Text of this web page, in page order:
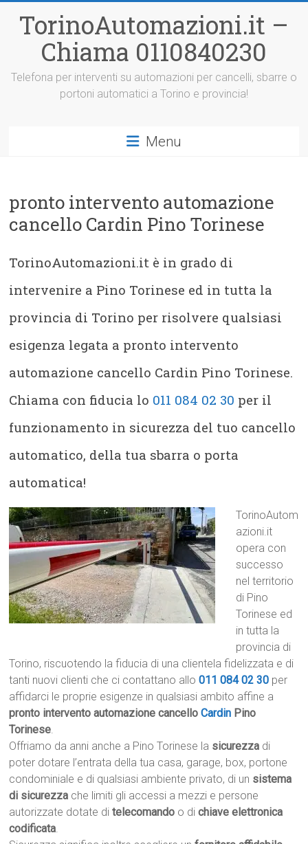
contenuto
TorinoAutomazioni.it –
Chiama 0110840230
Telefona per interventi su automazioni per cancelli, sbarre o
portoni automatici a Torino e provincia!
Menu
pronto intervento automazione
cancello Cardin Pino Torinese
TorinoAutomazioni.it è in grado di
intervenire a Pino Torinese ed in tutta la
provincia di Torino per risolvere qualsiasi
esigenza legata a pronto intervento
automazione cancello Cardin Pino Torinese.
Chiama con fiducia lo 011 084 02 30 per il
funzionamento in sicurezza del tuo cancello
automatico, della tua sbarra o porta
automatica!
TorinoAutom
azioni.it
opera con
successo
nel territorio
di Pino
Torinese ed
in tutta la
provincia di
Torino, riscuotendo la fiducia di una clientela fidelizzata e di
tanti nuovi clienti che ci contattano allo011 084 02 30 per
affidarci le proprie esigenze in qualsiasi ambito affine a
pronto intervento automazione cancelloCardin Pino
Torinese.
Offriamo da anni anche a Pino Torinese la sicurezza di
poter dotare l’entrata della tua casa, garage, box, portone
condominiale e di qualsiasi ambiente privato, di un sistema
di sicurezza che limiti gli accessi a mezzi e persone
autorizzate dotate ditelecomando o dichiave elettronica
codificata.